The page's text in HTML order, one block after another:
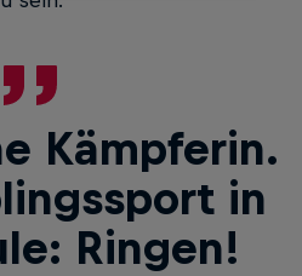
Kämpferin.
in
Ringen!